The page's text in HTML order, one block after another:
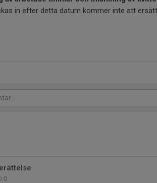
in efter detta datum kommer inte att
0